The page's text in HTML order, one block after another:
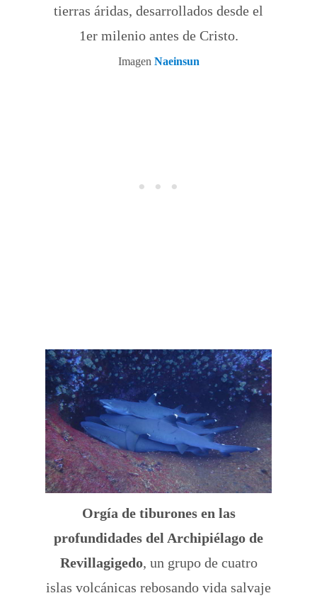
tierras áridas, desarrollados desde el
1er milenio antes de Cristo.
Imagen Naeinsun
Orgía de tiburones en las
profundidades del Archipiélago de
Revillagigedo, un grupo de cuatro
islas volcánicas rebosando vida salvaje